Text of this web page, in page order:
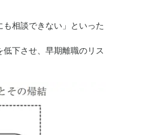
相談できない」といった
下させ、早期離職のリス